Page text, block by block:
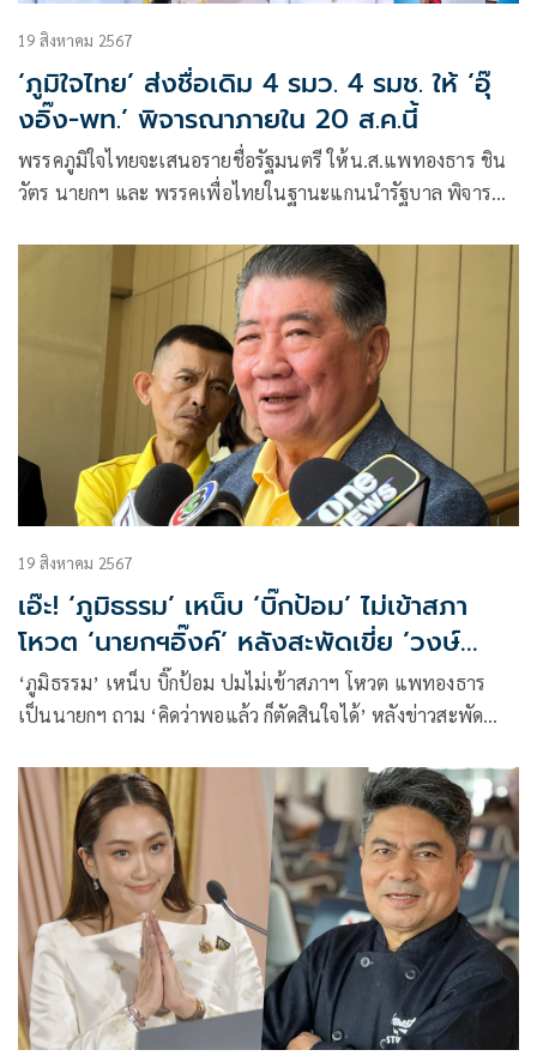
19 สิงหาคม 2567
‘ภูมิใจไทย’ ส่งชื่อเดิม 4 รมว. 4 รมช. ให้ ‘อุ๊
งอิ๊ง-พท.’ พิจารณาภายใน 20 ส.ค.นี้
พรรคภูมิใจไทยจะเสนอรายชื่อรัฐมนตรี ให้น.ส.แพทองธาร ชิน
วัตร นายกฯ และ พรรคเพื่อไทยในฐานะแกนนำรัฐบาล พิจารณา
19 สิงหาคม 2567
เอ๊ะ! ‘ภูมิธรรม’ เหน็บ ‘บิ๊กป้อม’ ไม่เข้าสภา
โหวต ‘นายกฯอิ๊งค์’ หลังสะพัดเขี่ย ’วงษ์
สุวรรณ’ ออก ครม.
‘ภูมิธรรม’ เหน็บ บิ๊กป้อม ปมไม่เข้าสภาฯ โหวต แพทองธาร
เป็นนายกฯ ถาม ‘คิดว่าพอแล้ว ก็ตัดสินใจได้’ หลังข่าวสะพัด
ชื่อ รมต.ภายใน 20 ส.ค.นี้